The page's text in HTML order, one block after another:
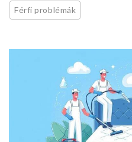
Férfi problémák